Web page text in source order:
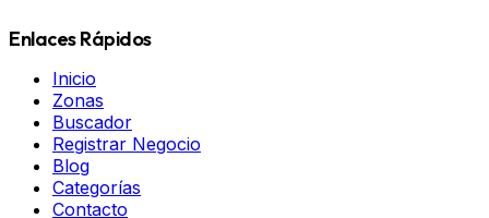
Enlaces Rápidos
Inicio
Zonas
Buscador
Registrar Negocio
Blog
Categorías
Contacto